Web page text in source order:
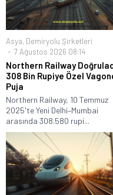
Asya, Demiryolu Şirketleri
7 Ağustos 2026 08:14
Northern Railway
308 Bin Rupiye Özel
Puja
Northern Railway, 10 Temmuz
2025'te Yeni Delhi–Mumbai
arasında 308.580 rupi...